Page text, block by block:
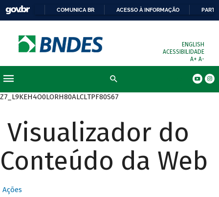
COMUNICA BR ACESSO À INFORMAÇÃO
ENGLISH
ACESSIBILIDADE
A+ A-
Z7_L9KEH4O0LORH80ALCLTPF80S67
Visualizador do
Conteúdo da Web
Ações